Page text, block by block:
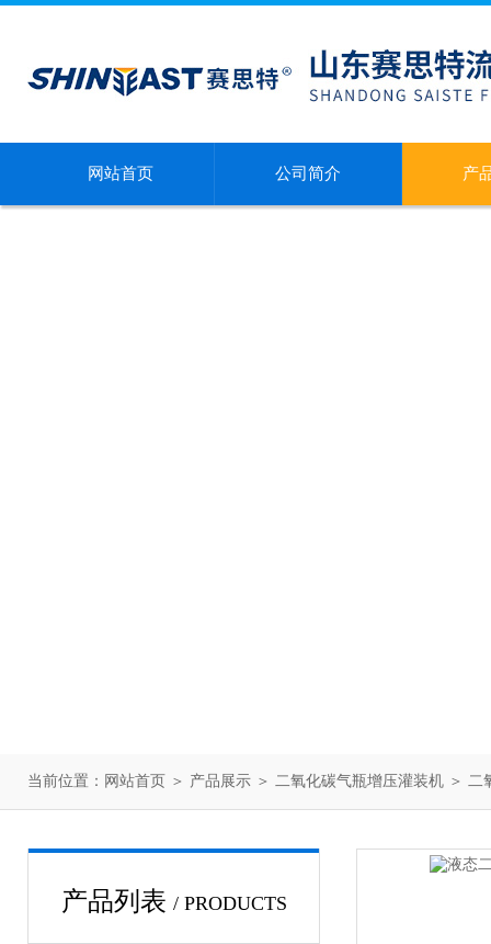
网站首页 公司简介 产
当前位置： 网站首页 ＞ 产品展示 ＞ 二氧化碳气瓶增压灌装机 ＞ 二
产品列表 / PRODUCTS